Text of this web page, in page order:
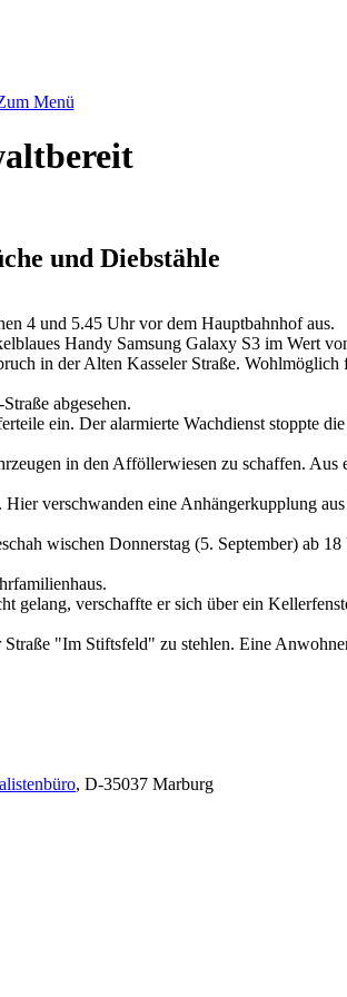
Menü
und Diebstähle
4 und 5.45 Uhr vor dem Hauptbahnhof aus.
Handy Samsung Galaxy S3 im Wert
in der Alten Kasseler Straße.
abgesehen.
ein. Der alarmierte Wachdienst stoppte
in den Afföllerwiesen zu schaffen. Aus
verschwanden eine Anhängerkupplung
wischen Donnerstag (5. September) ab
gelang, verschaffte er sich über ein
"Im Stiftsfeld" zu stehlen. Eine
, D-35037 Marburg